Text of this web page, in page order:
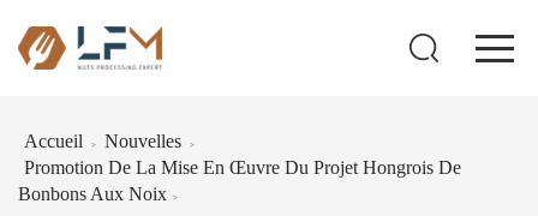
Accueil > Nouvelles >
Promotion De La Mise En Œuvre Du Projet Hongrois De
Bonbons Aux Noix
>